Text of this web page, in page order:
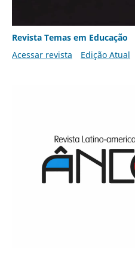
Revista Temas em Educação
Acessar revista
Edição Atual